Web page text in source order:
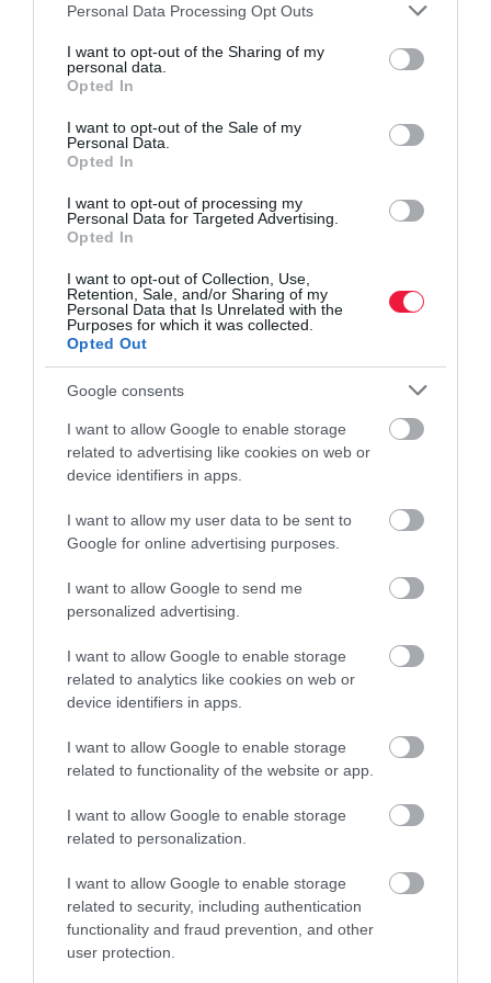
Please note that this website/app uses one or more Google
not limited to your visit or usage behaviour. You may click to
grant or deny consent to Google and its third-party tags to
use your data for below specified purposes in below Google
consent section.
Personal Data Processing Opt Outs
I want to opt-out of the Sharing of my
personal data.
Opted In
I want to opt-out of the Sale of my
Personal Data.
Opted In
I want to opt-out of processing my
Personal Data for Targeted Advertising.
Opted In
I want to opt-out of Collection, Use,
Retention, Sale, and/or Sharing of my
Personal Data that Is Unrelated with the
Purposes for which it was collected.
Opted Out
Google consents
I want to allow Google to enable storage
related to advertising like cookies on web or
device identifiers in apps.
I want to allow my user data to be sent to
Google for online advertising purposes.
I want to allow Google to send me
personalized advertising.
I want to allow Google to enable storage
related to analytics like cookies on web or
device identifiers in apps.
I want to allow Google to enable storage
related to functionality of the website or app.
I want to allow Google to enable storage
related to personalization.
I want to allow Google to enable storage
related to security, including authentication
functionality and fraud prevention, and other
user protection.
Így alakul át a Velencei-tó ingatlanpiaca
A fővárosi árak elől menekülő fiatal családok és a hagyományos
is megjelentek a Velencei-tónál, ami gyökeresen átalakítja a